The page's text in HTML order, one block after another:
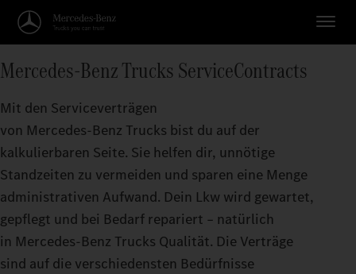
Mercedes‑Benz Trucks ServiceContracts
Mit den Serviceverträgen
von Mercedes‑Benz Trucks bist du auf der
kalkulierbaren Seite. Sie helfen dir, unnötige
Standzeiten zu vermeiden und sparen eine Menge
administrativen Aufwand. Dein Lkw wird gewartet,
gepflegt und bei Bedarf repariert – natürlich
in Mercedes‑Benz Trucks Qualität. Die Verträge
sind auf die verschiedensten Bedürfnisse